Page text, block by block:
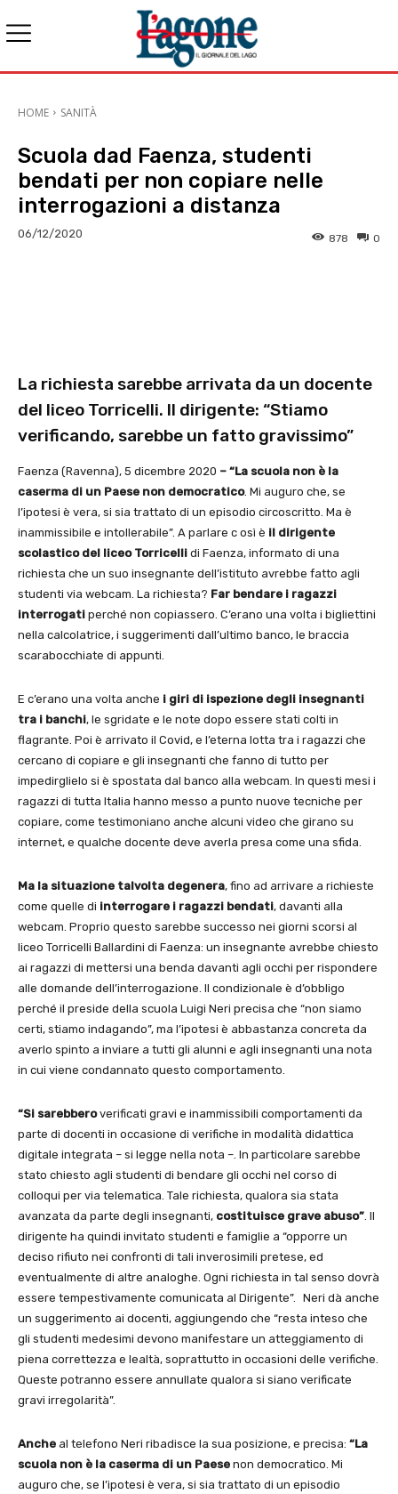
HOME SANITÀ
Scuola dad Faenza, studenti
bendati per non copiare nelle
interrogazioni a distanza
06/12/2020 0
878
La richiesta sarebbe arrivata da un docente
del liceo Torricelli. Il dirigente: “Stiamo
verificando, sarebbe un fatto gravissimo”
Faenza (Ravenna), 5 dicembre 2020 – “La scuola non è la
caserma di un Paese non democratico. Mi auguro che, se
l’ipotesi è vera, si sia trattato di un episodio circoscritto. Ma è
inammissibile e intollerabile”. A parlare c osì è il dirigente
scolastico del liceo Torricelli di Faenza, informato di una
richiesta che un suo insegnante dell’istituto avrebbe fatto agli
studenti via webcam. La richiesta? Far bendare i ragazzi
interrogati perché non copiassero. C’erano una volta i bigliettini
nella calcolatrice, i suggerimenti dall’ultimo banco, le braccia
scarabocchiate di appunti.
E c’erano una volta anche i giri di ispezione degli insegnanti
tra i banchi, le sgridate e le note dopo essere stati colti in
flagrante. Poi è arrivato il Covid, e l’eterna lotta tra i ragazzi che
cercano di copiare e gli insegnanti che fanno di tutto per
impedirglielo si è spostata dal banco alla webcam. In questi mesi i
ragazzi di tutta Italia hanno messo a punto nuove tecniche per
copiare, come testimoniano anche alcuni video che girano su
internet, e qualche docente deve averla presa come una sfida.
Ma la situazione talvolta degenera, fino ad arrivare a richieste
come quelle di interrogare i ragazzi bendati, davanti alla
webcam. Proprio questo sarebbe successo nei giorni scorsi al
liceo Torricelli Ballardini di Faenza: un insegnante avrebbe chiesto
ai ragazzi di mettersi una benda davanti agli occhi per rispondere
alle domande dell’interrogazione. Il condizionale è d’obbligo
perché il preside della scuola Luigi Neri precisa che “non siamo
certi, stiamo indagando”, ma l’ipotesi è abbastanza concreta da
averlo spinto a inviare a tutti gli alunni e agli insegnanti una nota
in cui viene condannato questo comportamento.
“Si sarebberoverificati gravi e inammissibili comportamenti da
parte di docenti in occasione di verifiche in modalità didattica
digitale integrata – si legge nella nota –. In particolare sarebbe
stato chiesto agli studenti di bendare gli occhi nel corso di
colloqui per via telematica. Tale richiesta, qualora sia stata
avanzata da parte degli insegnanti, costituisce grave abuso” . Il
dirigente ha quindi invitato studenti e famiglie a “opporre un
deciso rifiuto nei confronti di tali inverosimili pretese, ed
eventualmente di altre analoghe. Ogni richiesta in tal senso dovrà
essere tempestivamente comunicata al Dirigente”. Neri dà anche
un suggerimento ai docenti, aggiungendo che “resta inteso che
gli studenti medesimi devono manifestare un atteggiamento di
piena correttezza e lealtà, soprattutto in occasioni delle verifiche.
Queste potranno essere annullate qualora si siano verificate
gravi irregolarità”.
Anche al telefono Neri ribadisce la sua posizione, e precisa: “La
scuola non è la caserma di un Paese non democratico. Mi
auguro che, se l’ipotesi è vera, si sia trattato di un episodio